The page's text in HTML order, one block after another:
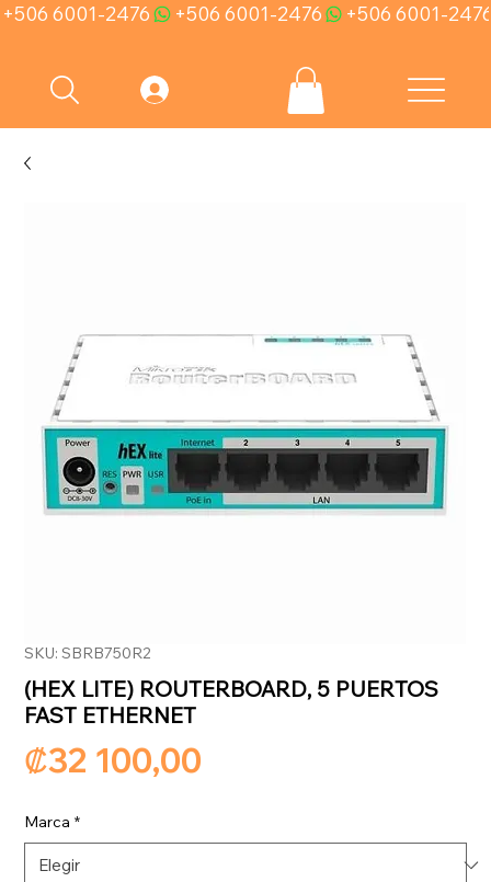
+506 6001-2476
SKU: SBRB750R2
(HEX LITE) ROUTERBOARD, 5 PUERTOS
FAST ETHERNET
₡32 100,00
Marca *